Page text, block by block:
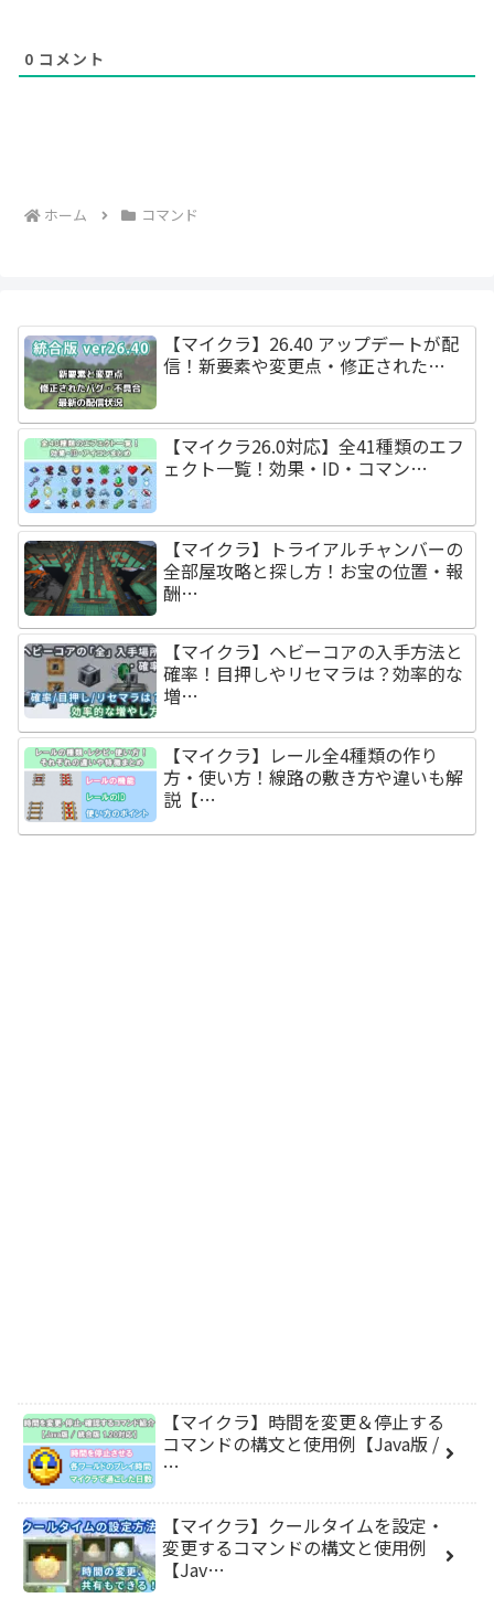
0 コメント
ホーム コマンド
【マイクラ】26.40 アップデートが配
信！新要素や変更点・修正された…
【マイクラ26.0対応】全41種類のエフ
ェクト一覧！効果・ID・コマン…
【マイクラ】トライアルチャンバーの
全部屋攻略と探し方！お宝の位置・報
酬…
【マイクラ】ヘビーコアの入手方法と
確率！目押しやリセマラは？効率的な
増…
【マイクラ】レール全4種類の作り
方・使い方！線路の敷き方や違いも解
説【…
【マイクラ】時間を変更＆停止する
コマンドの構文と使用例【Java版 /
…
【マイクラ】クールタイムを設定・
変更するコマンドの構文と使用例
【Jav…